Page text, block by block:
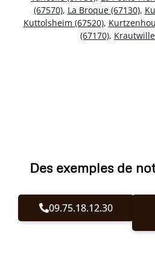
(67570), La Broque (67130),
Kuttolsheim (67520),
(67170),
Des exemples de
09.75.18.12.30